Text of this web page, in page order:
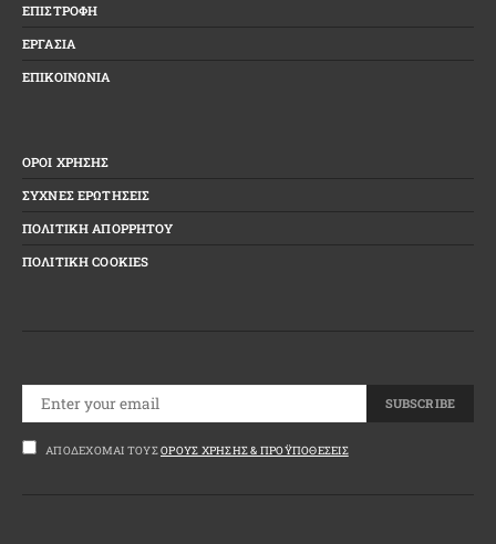
ΕΠΙΣΤΡΟΦΗ
ΕΡΓΑΣΙΑ
ΕΠΙΚΟΙΝΩΝΙΑ
ΟΡΟΙ ΧΡΗΣΗΣ
ΣΥΧΝΕΣ ΕΡΩΤΗΣΕΙΣ
ΠΟΛΙΤΙΚΗ ΑΠΟΡΡΗΤΟΥ
ΠΟΛΙΤΙΚΗ COOKIES
SUBSCRIBE
ΑΠΟΔΈΧΟΜΑΙ ΤΟΥΣΌΡΟΥΣ ΧΡΉΣΗΣ & ΠΡΟΫΠΟΘΈΣΕΙΣ